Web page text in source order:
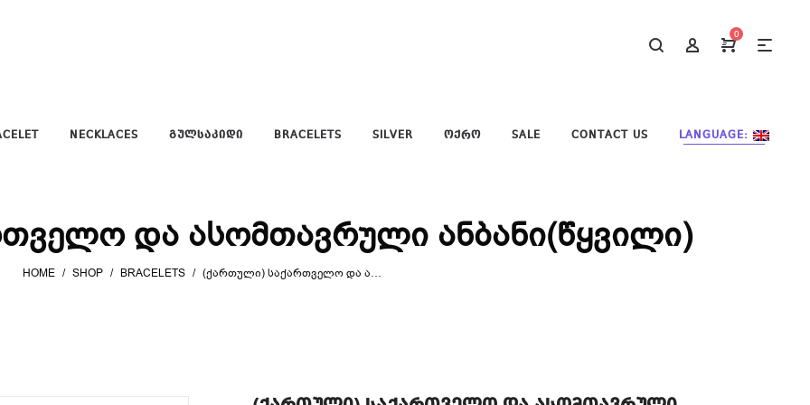
0
NECKLACES ᲒᲣᲚᲡᲐᲙᲘᲓᲘ BRACELETS SILVER ᲝᲥᲠᲝ SALE CONTACT US LANGUAGE:
და ასომთავრული ანბანი(წყვილი)
HOME / SHOP / BRACELETS / (ᲥᲐᲠᲗᲣᲚᲘ) ᲡᲐᲥᲐᲠᲗᲕᲔᲚᲝ ᲓᲐ ᲐᲡᲝᲛᲗᲐᲕᲠᲣᲚᲘ ᲐᲜᲑᲐᲜᲘ(ᲬᲧᲕᲘᲚᲘ)